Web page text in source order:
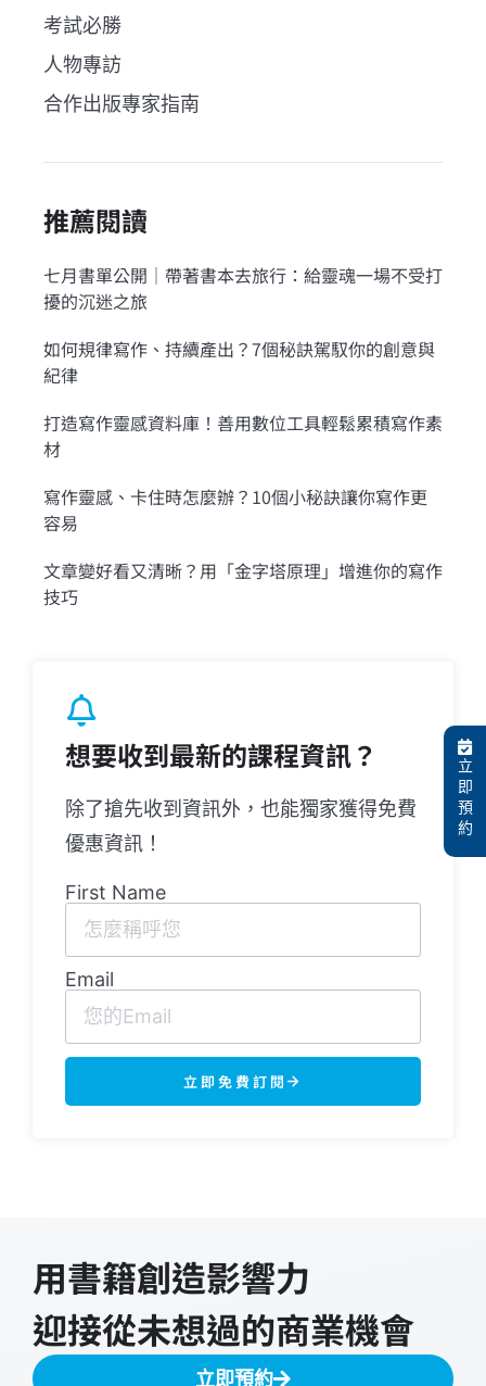
考試必勝
人物專訪
合作出版專家指南
推薦閱讀
七月書單公開｜帶著書本去旅行：給靈魂一場不受打
擾的沉迷之旅
如何規律寫作、持續產出？7個秘訣駕馭你的創意與
紀律
打造寫作靈感資料庫！善用數位工具輕鬆累積寫作素
材
寫作靈感、卡住時怎麼辦？10個小秘訣讓你寫作更
容易
文章變好看又清晰？用「金字塔原理」增進你的寫作
技巧
想要收到最新的課程資訊？
除了搶先收到資訊外，也能獨家獲得免費
優惠資訊！
First Name
Email
立即免費訂閱
用書籍創造影響力
迎接從未想過的商業機會
立即預約
立
即
預
約